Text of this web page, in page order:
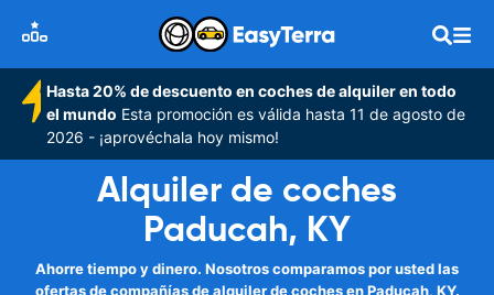
Hasta 20% de descuento en coches de alquiler en todo
el mundo Esta promoción es válida hasta 11 de agosto de
2026 - ¡aprovéchala hoy mismo!
Alquiler de coches
Paducah, KY
Ahorre tiempo y dinero. Nosotros comparamos por usted las
ofertas de compañías de alquiler de coches en Paducah, KY.